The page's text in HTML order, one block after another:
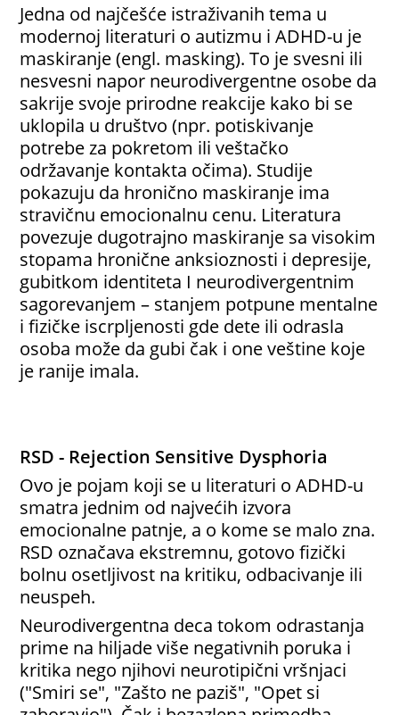
Jedna od najčešće istraživanih tema u
modernoj literaturi o autizmu i ADHD-u je
maskiranje (engl. masking). To je svesni ili
nesvesni napor neurodivergentne osobe da
sakrije svoje prirodne reakcije kako bi se
uklopila u društvo (npr. potiskivanje
potrebe za pokretom ili veštačko
održavanje kontakta očima). Studije
pokazuju da hronično maskiranje ima
stravičnu emocionalnu cenu. Literatura
povezuje dugotrajno maskiranje sa visokim
stopama hronične anksioznosti i depresije,
gubitkom identiteta I neurodivergentnim
sagorevanjem – stanjem potpune mentalne
i fizičke iscrpljenosti gde dete ili odrasla
osoba može da gubi čak i one veštine koje
je ranije imala.
RSD - Rejection Sensitive Dysphoria
Ovo je pojam koji se u literaturi o ADHD-u
smatra jednim od najvećih izvora
emocionalne patnje, a o kome se malo zna.
RSD označava ekstremnu, gotovo fizički
bolnu osetljivost na kritiku, odbacivanje ili
neuspeh.
Neurodivergentna deca tokom odrastanja
prime na hiljade više negativnih poruka i
kritika nego njihovi neurotipični vršnjaci
("Smiri se", "Zašto ne paziš", "Opet si